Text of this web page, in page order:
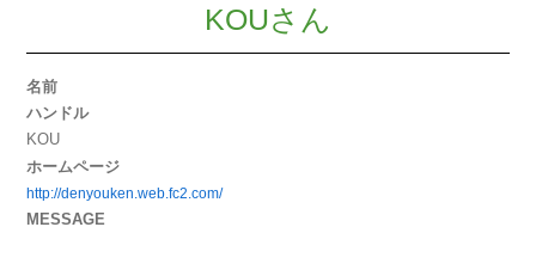
KOUさん
名前
ハンドル
KOU
ホームページ
http://denyouken.web.fc2.com/
MESSAGE